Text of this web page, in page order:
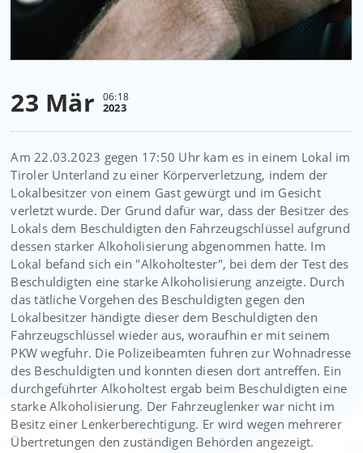
23 Mär 06:18
2023
Am 22.03.2023 gegen 17:50 Uhr kam es in einem Lokal im
Tiroler Unterland zu einer Körperverletzung, indem der
Lokalbesitzer von einem Gast gewürgt und im Gesicht
verletzt wurde. Der Grund dafür war, dass der Besitzer des
Lokals dem Beschuldigten den Fahrzeugschlüssel aufgrund
dessen starker Alkoholisierung abgenommen hatte. Im
Lokal befand sich ein "Alkoholtester", bei dem der Test des
Beschuldigten eine starke Alkoholisierung anzeigte. Durch
das tätliche Vorgehen des Beschuldigten gegen den
Lokalbesitzer händigte dieser dem Beschuldigten den
Fahrzeugschlüssel wieder aus, woraufhin er mit seinem
PKW wegfuhr. Die Polizeibeamten fuhren zur Wohnadresse
des Beschuldigten und konnten diesen dort antreffen. Ein
durchgeführter Alkoholtest ergab beim Beschuldigten eine
starke Alkoholisierung. Der Fahrzeuglenker war nicht im
Besitz einer Lenkerberechtigung. Er wird wegen mehrerer
Übertretungen den zuständigen Behörden angezeigt.